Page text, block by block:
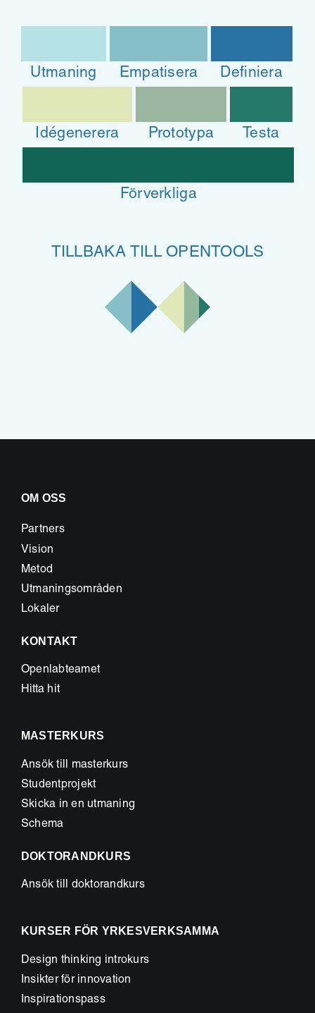
Utmaning Empatisera Definiera
Idégenerera Prototypa Testa
Förverkliga
TILLBAKA TILL OPENTOOLS
OM OSS
Partners
Vision
Metod
Utmaningsområden
Lokaler
KONTAKT
Openlabteamet
Hitta hit
MASTERKURS
Ansök till masterkurs
Studentprojekt
Skicka in en utmaning
Schema
DOKTORANDKURS
Ansök till doktorandkurs
KURSER FÖR YRKESVERKSAMMA
Design thinking introkurs
Insikter för innovation
Inspirationspass